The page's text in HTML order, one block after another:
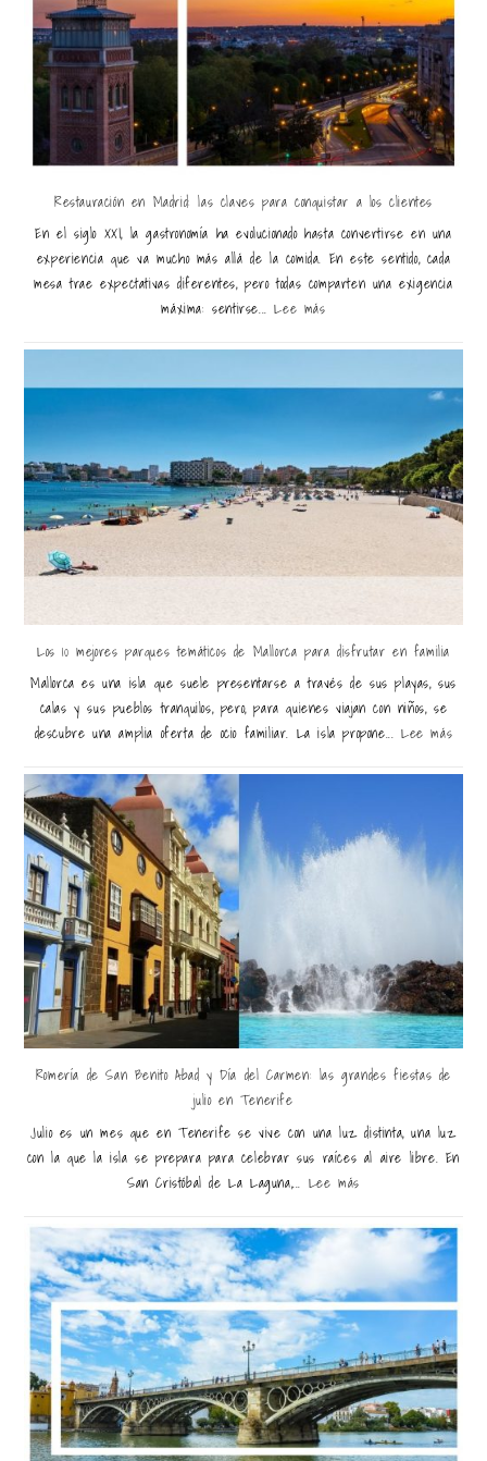
Restauración en Madrid: las claves para conquistar a los clientes
En el siglo XXI, la gastronomía ha evolucionado hasta convertirse en una
experiencia que va mucho más allá de la comida. En este sentido, cada
mesa trae expectativas diferentes, pero todas comparten una exigencia
máxima: sentirse...Lee más
Los 10 mejores parques temáticos de Mallorca para disfrutar en familia
Mallorca es una isla que suele presentarse a través de sus playas, sus
calas y sus pueblos tranquilos, pero, para quienes viajan con niños, se
descubre una amplia oferta de ocio familiar. La isla propone...Lee más
Romería de San Benito Abad y Día del Carmen: las grandes fiestas de
julio en Tenerife
Julio es un mes que en Tenerife se vive con una luz distinta, una luz
con la que la isla se prepara para celebrar sus raíces al aire libre. En
San Cristóbal de La Laguna,... Lee más